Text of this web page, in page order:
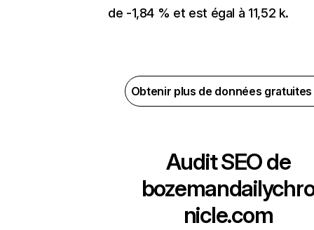
de -1,84 % et est égal à 11,52 k.
Obtenir plus de données
Audit SEO de
nicle.com